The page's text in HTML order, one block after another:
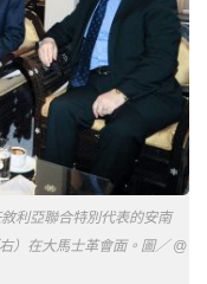
利亞聯合特別代表的安南
）在大馬士革會面。圖／ @